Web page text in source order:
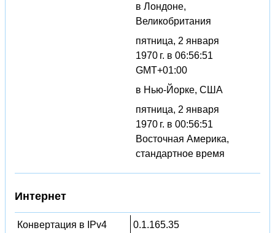
в Лондоне,
Великобритания
пятница, 2 января
1970 г. в 06:56:51
GMT+01:00
в Нью-Йорке, США
пятница, 2 января
1970 г. в 00:56:51
Восточная Америка,
стандартное время
Интернет
Конвертация в IPv4
0.1.165.35